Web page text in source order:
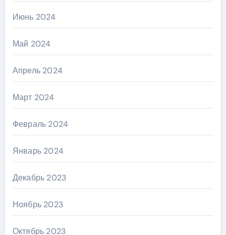
Июнь 2024
Май 2024
Апрель 2024
Март 2024
Февраль 2024
Январь 2024
Декабрь 2023
Ноябрь 2023
Октябрь 2023